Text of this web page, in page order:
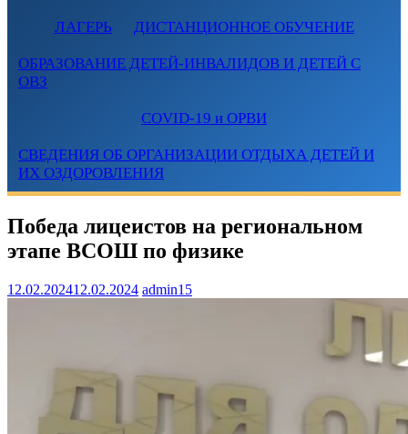
ЛАГЕРЬ ДИСТАНЦИОННОЕ ОБУЧЕНИЕ
ОБРАЗОВАНИЕ ДЕТЕЙ-ИНВАЛИДОВ И ДЕТЕЙ С
ОВЗ
COVID-19 и ОРВИ
СВЕДЕНИЯ ОБ ОРГАНИЗАЦИИ ОТДЫХА ДЕТЕЙ И
ИХ ОЗДОРОВЛЕНИЯ
Победа лицеистов на региональном
этапе ВСОШ по физике
12.02.202412.02.2024 admin15